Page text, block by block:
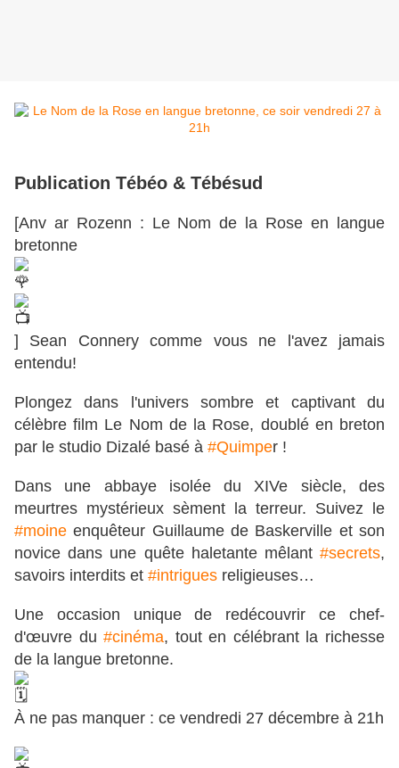
Publication Tébéo & Tébésud
[Anv ar Rozenn : Le Nom de la Rose en langue
bretonne
] Sean Connery comme vous ne l'avez jamais
entendu!
Plongez dans l'univers sombre et captivant du
célèbre film Le Nom de la Rose, doublé en breton
par le studio Dizalé basé à #Quimper !
Dans une abbaye isolée du XIVe siècle, des
meurtres mystérieux sèment la terreur. Suivez le
#moine enquêteur Guillaume de Baskerville et son
novice dans une quête haletante mêlant #secrets,
savoirs interdits et #intrigues religieuses…
Une occasion unique de redécouvrir ce chef-
d'œuvre du#cinéma, tout en célébrant la richesse
de la langue bretonne.
À ne pas manquer : ce vendredi 27 décembre à 21h